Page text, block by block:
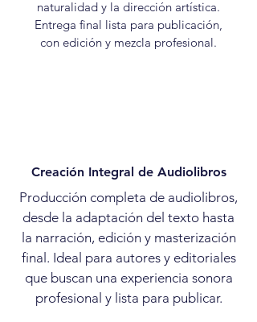
naturalidad y la dirección artística.
Entrega final lista para publicación,
con edición y mezcla profesional.
Creación Integral de Audiolibros
Producción completa de audiolibros,
desde la adaptación del texto hasta
la narración, edición y masterización
final. Ideal para autores y editoriales
que buscan una experiencia sonora
profesional y lista para publicar.